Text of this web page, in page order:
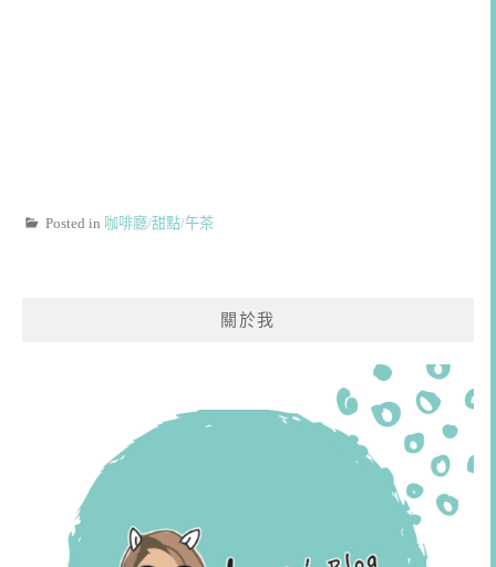
Posted in 咖啡廳/甜點/午茶
關於我